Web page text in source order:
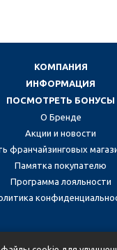
КОМПАНИЯ
ИНФОРМАЦИЯ
ПОСМОТРЕТЬ БОНУСЫ
О Бренде
Акции и новости
франчайзинговых
Памятка покупателю
Программа лояльности
к нам в